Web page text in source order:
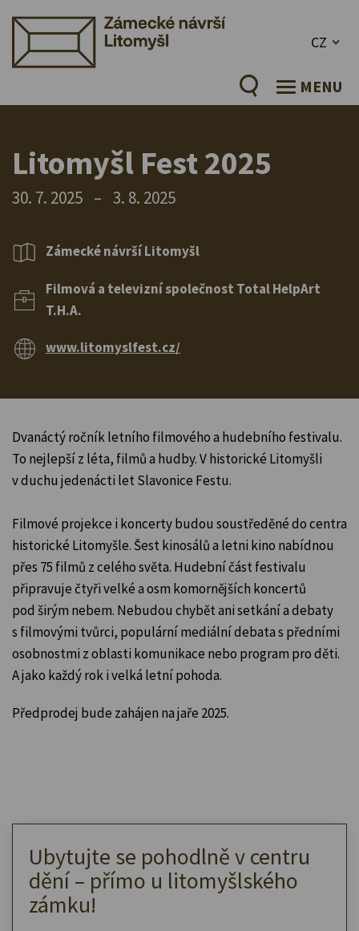
CZ
MENU
Litomyšl Fest 2025
30. 7. 2025 – 3. 8. 2025
Zámecké návrší Litomyšl
Filmová a televizní společnost Total HelpArt
T.H.A.
www.litomyslfest.cz/
Dvanáctý ročník letního filmového a hudebního festivalu.
To nejlepší z léta, filmů a hudby. V historické Litomyšli
v duchu jedenácti let Slavonice Festu.
Filmové projekce i koncerty budou soustředěné do centra
historické Litomyšle. Šest kinosálů a letni kino nabídnou
přes 75 filmů z celého světa. Hudební část festivalu
připravuje čtyři velké a osm komornějších koncertů
pod širým nebem. Nebudou chybět ani setkání a debaty
s filmovými tvůrci, populární mediální debata s předními
osobnostmi z oblasti komunikace nebo program pro děti.
A jako každý rok i velká letní pohoda.
Předprodej bude zahájen na jaře 2025.
Ubytujte se pohodlně v centru
dění – přímo u litomyšlského
zámku!